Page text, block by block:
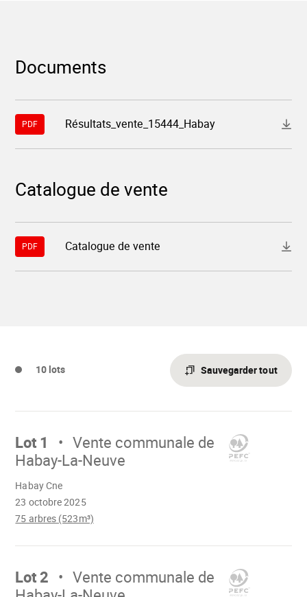
Documents
Télécharger
le
"15444-
15444-
habay.pdf"
PDF Résultats_vente_15444_Habay
Catalogue de vente
Télécharger
le
"sales/catalogs/6baf3c91-
PDF Catalogue de vente
10 lots Sauvegarder tout
Aller
Lot 1
Vente communale de
Habay-La-Neuve
23 octobre 2025
Habay Cne
75 arbres (523m³)
Aller
Lot 2
Vente communale de